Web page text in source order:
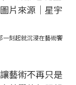
一刻起就沉浸在藝術饗